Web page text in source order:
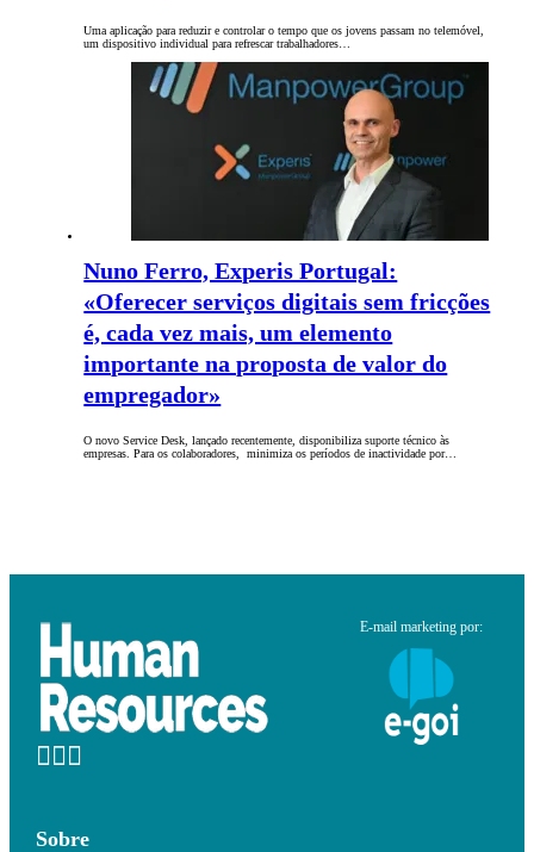
Uma aplicação para reduzir e controlar o tempo que os jovens passam no telemóvel,
um dispositivo individual para refrescar trabalhadores…
Nuno Ferro, Experis Portugal:
«Oferecer serviços digitais sem fricções
é, cada vez mais, um elemento
importante na proposta de valor do
empregador»
O novo Service Desk, lançado recentemente, disponibiliza suporte técnico às
empresas. Para os colaboradores, minimiza os períodos de inactividade por…
E-mail marketing por:
Sobre